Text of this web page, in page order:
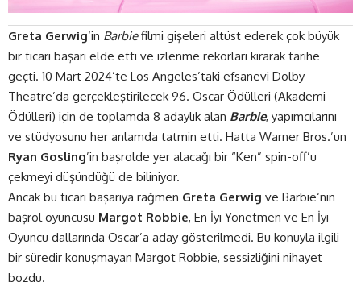
Greta Gerwig‘in Barbiefilmi gişeleri altüst ederek çok büyük
bir ticari başarı elde etti ve izlenme rekorları kırarak tarihe
geçti. 10 Mart 2024’te Los Angeles’taki efsanevi Dolby
Theatre’da gerçekleştirilecek 96. Oscar Ödülleri (Akademi
Ödülleri) için de toplamda 8 adaylık alan Barbie, yapımcılarını
ve stüdyosunu her anlamda tatmin etti. Hatta Warner Bros.’un
Ryan Gosling’in başrolde yer alacağı bir “Ken” spin-off’u
çekmeyi düşündüğü de biliniyor.
Ancak bu ticari başarıya rağmen Greta Gerwig ve Barbie‘nin
başrol oyuncusu Margot Robbie, En İyi Yönetmen ve En İyi
Oyuncu dallarında Oscar’a aday gösterilmedi. Bu konuyla ilgili
bir süredir konuşmayan Margot Robbie, sessizliğini nihayet
bozdu.